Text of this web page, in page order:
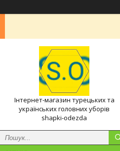
Інтернет-магазин турецьких та
українських головних уборів
shapki-odezda